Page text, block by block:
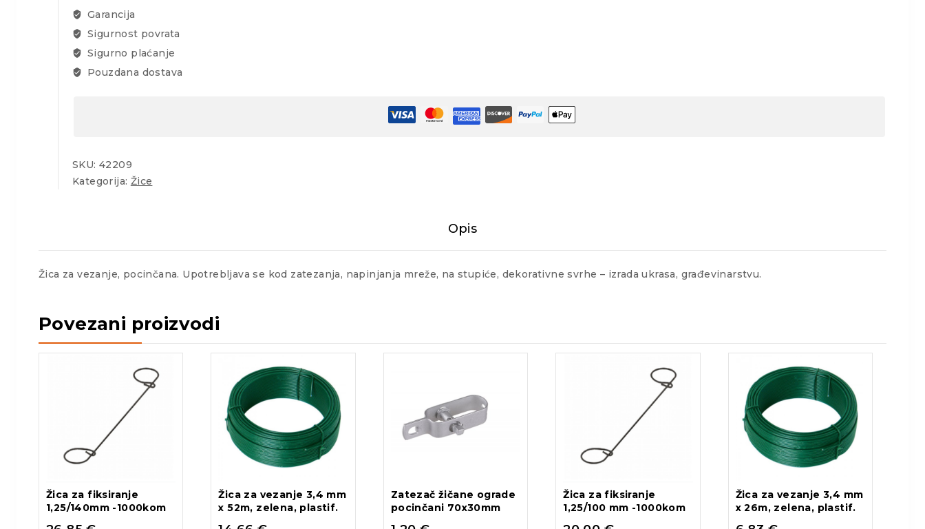
0,9mm
x
100m
pocinčana
količina
Garancija
Sigurnost povrata
Sigurno plaćanje
Pouzdana dostava
SKU: 42209
Kategorija: Žice
Opis
Žica za vezanje, pocinčana. Upotrebljava se kod zatezanja, napinjanja mreže, na stupiće, dekorativne svrhe – izrada ukrasa, građevinarstvu.
Povezani proizvodi
Žica za fiksiranje
1,25/140mm -1000kom
Žica za vezanje 3,4 mm
x 52m, zelena, plastif.
Zatezač žičane ograde
pocinčani 70x30mm
Žica za fiksiranje
1,25/100 mm -1000kom
Žica za vezanje 3,4 mm
x 26m, zelena, plastif.